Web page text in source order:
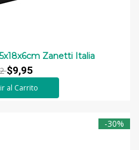
Zanetti Italia
$9,95
al Carrito
-30%